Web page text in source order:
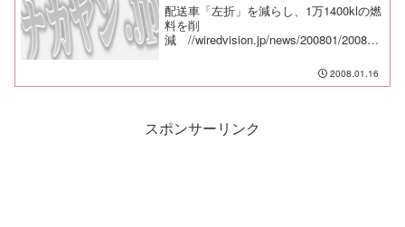
配送車「左折」を減らし、1万1400klの燃
料を削
減 //wiredvision.jp/news/200801/200801
ユーザーをだます――ウイルス作者の新
手口 //pc.nik...
2008.01.16
スポンサーリンク